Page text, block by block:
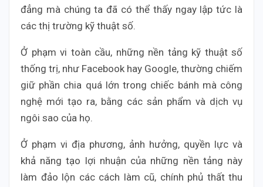
đẳng mà chúng ta đã có thể thấy ngay lập tức là
các thị trường kỹ thuật số.
Ở phạm vi toàn cầu, những nền tảng kỹ thuật số
thống trị, như Facebook hay Google, thường chiếm
giữ phần chia quá lớn trong chiếc bánh mà công
nghệ mới tạo ra, bằng các sản phẩm và dịch vụ
ngôi sao của họ.
Ở phạm vi địa phương, ảnh hưởng, quyền lực và
khả năng tạo lợi nhuận của những nền tảng này
làm đảo lộn các cách làm cũ, chính phủ thất thu